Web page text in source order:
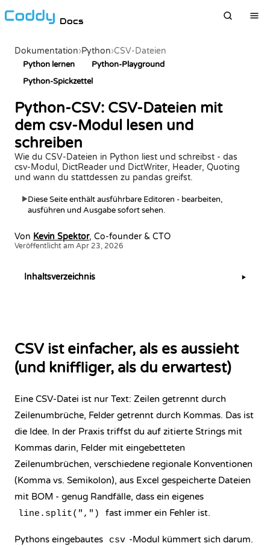
Docs
Dokumentation›Python›CSV-Dateien
Python lernen
Python-Playground
Python-Spickzettel
Python-CSV: CSV-Dateien mit
dem csv-Modul lesen und
schreiben
Wie du CSV-Dateien in Python liest und schreibst - das
csv-Modul, DictReader und DictWriter, Header, Quoting
und wann du stattdessen zu pandas greifst.
▶Diese Seite enthält ausführbare Editoren - bearbeiten,
ausführen und Ausgabe sofort sehen.
Von Kevin Spektor, Co-founder & CTO
Veröffentlicht am Apr 23, 2026
CSV ist einfacher, als es aussieht
(und kniffliger, als du erwartest)
Eine CSV-Datei ist nur Text: Zeilen getrennt durch
Zeilenumbrüche, Felder getrennt durch Kommas. Das ist
die Idee. In der Praxis triffst du auf zitierte Strings mit
Kommas darin, Felder mit eingebetteten
Zeilenumbrüchen, verschiedene regionale Konventionen
(Komma vs. Semikolon), aus Excel gespeicherte Dateien
mit BOM - genug Randfälle, dass ein eigenes
line.split(",") fast immer ein Fehler ist.
Pythons eingebautes csv -Modul kümmert sich darum.
Inhaltsverzeichnis ▶